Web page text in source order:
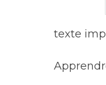
texte